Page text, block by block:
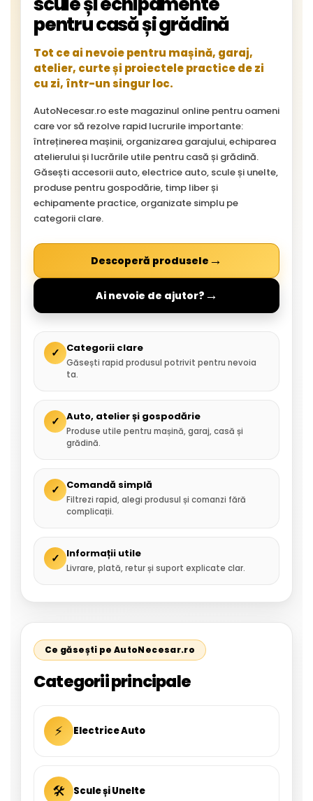
pentru casă și grădină
Tot ce ai nevoie pentru mașină, garaj,
atelier, curte și proiectele practice de zi
cu zi, într-un singur loc.
AutoNecesar.ro este magazinul online pentru oameni
care vor să rezolve rapid lucrurile importante:
întreținerea mașinii, organizarea garajului, echiparea
atelierului și lucrările utile pentru casă și grădină.
Găsești accesorii auto, electrice auto, scule și unelte,
produse pentru gospodărie, timp liber și
echipamente practice, organizate simplu pe
categorii clare.
Descoperă produsele →
Ai nevoie de ajutor? →
✓ Categorii clare
Găsești rapid produsul potrivit pentru nevoia
ta.
✓ Auto, atelier și gospodărie
Produse utile pentru mașină, garaj, casă și
grădină.
✓ Comandă simplă
Filtrezi rapid, alegi produsul și comanzi fără
complicații.
✓ Informații utile
Livrare, plată, retur și suport explicate clar.
Ce găsești pe AutoNecesar.ro
Categorii principale
⚡ Electrice Auto
🛠 Scule și Unelte